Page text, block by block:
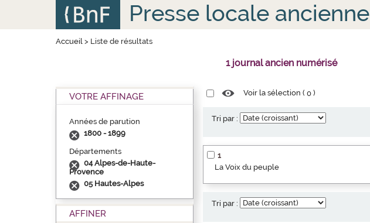
Presse locale ancienne
Accueil> Liste de résultats
1 journal ancien numérisé
VOTRE AFFINAGE
Années de parution
1800 - 1899
Départements
04 Alpes-de-Haute-
Provence
05 Hautes-Alpes
AFFINER
Voir la sélection (0 )
Tri par :
1
La Voix du peuple
Tri par :
Panneau de gestion des cookies